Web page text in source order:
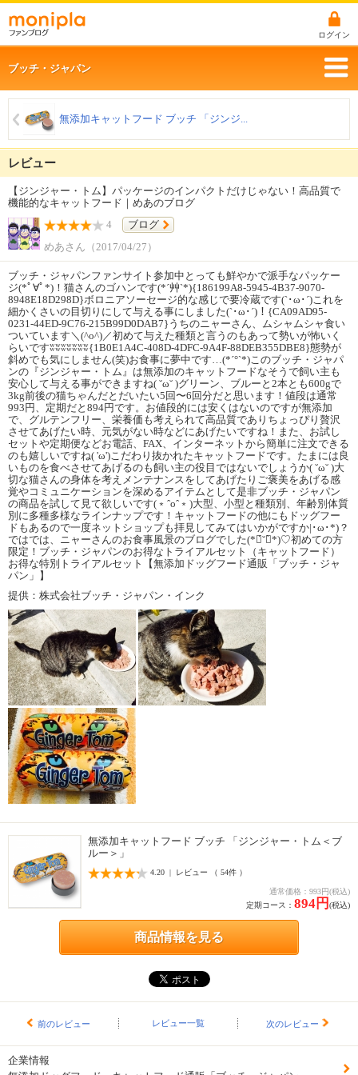
ログイン
ブッチ・ジャパン
無添加キャットフード ブッチ 「ジンジ...
レビュー
【ジンジャー・トム】パッケージのインパクトだけじゃない！高品質で
機能的なキャットフード｜めあのブログ
4
ブログ
めあさん（2017/04/27）
ブッチ・ジャパンファンサイト参加中とっても鮮やかで派手なパッケー
ジ(*ﾟ∀ﾟ︎*)！猫さんのゴハンです(*´艸`*){186199A8-5945-4B37-9070-
8948E18D298D}ボロニアソーセージ的な感じで要冷蔵です(`･ω･´)これを
細かくさいの目切りにして与える事にしました(`･ω･´)！{CA09AD95-
0231-44ED-9C76-215B99D0DAB7}うちのニャーさん、ムシャムシャ食い
ついています＼(^o^)／初めて与えた種類と言うのもあって勢いが怖いく
らいですʬʬʬʬʬʬʬ{1B0E1A4C-408D-4DFC-9A4F-88DEB355DBE8}態勢が
斜めでも気にしません(笑)お食事に夢中です…(*´°`*)このブッチ・ジャパ
ンの『ジンジャー・トム』は無添加のキャットフードなそうで飼い主も
安心して与える事ができますね( ˘ω˘ )グリーン、ブルーと2本とも600gで
3kg前後の猫ちゃんだとだいたい5回〜6回分だと思います！値段は通常
993円、定期だと894円です。お値段的には安くはないのですが無添加
で、グルテンフリー、栄養価も考えられて高品質でありちょっぴり贅沢
させてあげたい時、元気がない時などにあげたいですね！また、お試し
セットや定期便などお電話、FAX、インターネットから簡単に注文できる
のも嬉しいですね( 'ω')こだわり抜かれたキャットフードです。たまには良
いものを食べさせてあげるのも飼い主の役目ではないでしょうか( ˘ω˘ )大
切な猫さんの身体を考えメンテナンスをしてあげたりご褒美をあげる感
覚やコミュニケーションを深めるアイテムとして是非ブッチ・ジャパン
の商品を試して見て欲しいです(﹡ˆoˆ﹡)大型、小型と種類別、年齢別体質
別に多種多様なラインナップです！キャットフードの他にもドッグフー
ドもあるので一度ネットショップも拝見してみてはいかがですか|･ω･*)？
ではでは、ニャーさんのお食事風景のブログでした(*ฅ́˘ฅ̀*)♡︎初めての方
限定！ブッチ・ジャパンのお得なトライアルセット（キャットフード）
お得な特別トライアルセット【無添加ドッグフード通販「ブッチ・ジャ
パン」】
提供：株式会社ブッチ・ジャパン・インク
無添加キャットフード ブッチ 「ジンジャー・トム＜ブ
ルー＞」
4.20 | レビュー （ 54件 ）
通常価格：993円(税込)
定期コース： 894円 (税込)
商品情報を見る
前のレビュー レビュー一覧 次のレビュー
企業情報